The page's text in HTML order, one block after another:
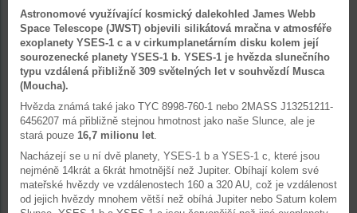
Astronomové využívající kosmický dalekohled James Webb
Space Telescope (JWST) objevili silikátová mračna v atmosféře
exoplanety YSES-1 c a v cirkumplanetárním disku kolem její
sourozenecké planety YSES-1 b. YSES-1 je hvězda slunečního
typu vzdálená přibližně 309 světelných let v souhvězdí Musca
(Moucha).
Hvězda známá také jako TYC 8998-760-1 nebo 2MASS J13251211-
6456207 má přibližně stejnou hmotnost jako naše Slunce, ale je
stará pouze 16,7 milionu let
Nacházejí se u ní dvě planety, YSES-1 b a YSES-1 c, které jsou
nejméně 14krát a 6krát hmotnější než Jupiter. Obíhají kolem své
mateřské hvězdy ve vzdálenostech 160 a 320 AU, což je vzdálenost
od jejich hvězdy mnohem větší než obíhá Jupiter nebo Saturn kolem